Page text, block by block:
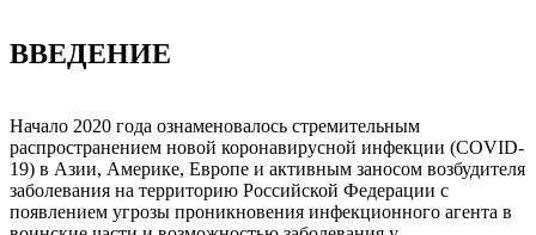
ВВЕДЕНИЕ
Начало 2020 года ознаменовалось стремительным
распространением новой коронавирусной инфекции (COVID-
19) в Азии, Америке, Европе и активным заносом возбудителя
заболевания на территорию Российской Федерации с
появлением угрозы проникновения инфекционного агента в